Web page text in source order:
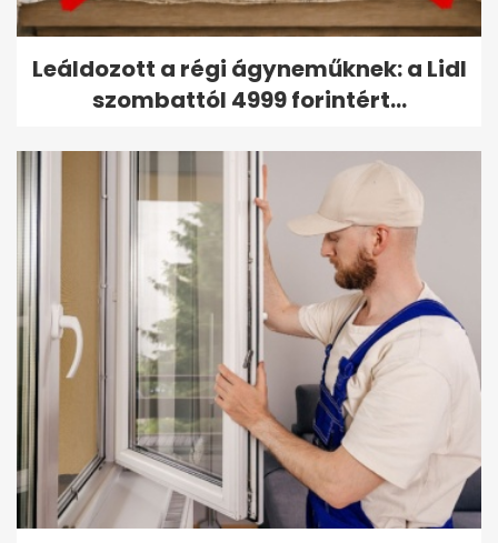
Leáldozott a régi ágyneműknek: a Lidl
szombattól 4999 forintért...